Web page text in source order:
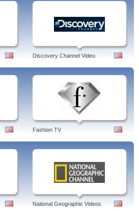
Discovery Channel Video
Fashion TV
National Geographic Videos